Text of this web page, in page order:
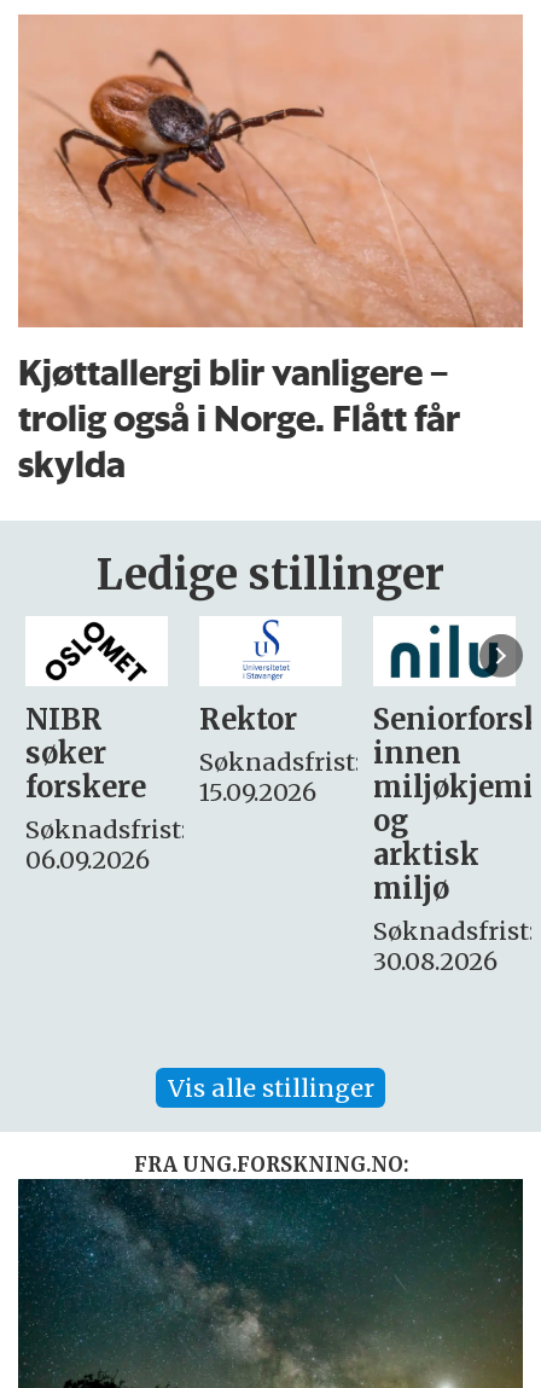
Kjøttallergi blir vanligere –
trolig også i Norge. Flått får
skylda
Ledige stillinger
Rektor
Søknadsfrist:
15.09.2026
Seniorforsker
innen
miljøkjemi
søker
– fast
Søknadsfrist:
16. august.
Vis alle stillinger
FRA UNG.FORSKNING.NO: